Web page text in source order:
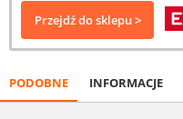
Przejdź do sklepu >
PODOBNE INFORMACJE